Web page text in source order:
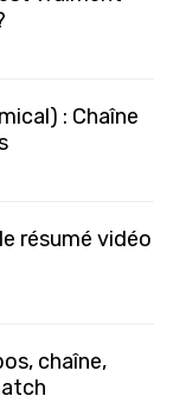
: Chaîne
résumé vidéo
chaîne,